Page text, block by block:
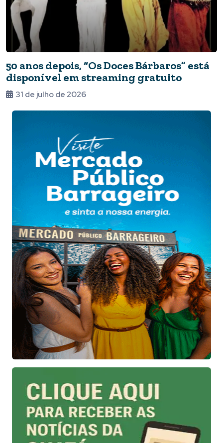
50 anos depois, “Os Doces Bárbaros” está
disponível em streaming gratuito
31 de julho de 2026